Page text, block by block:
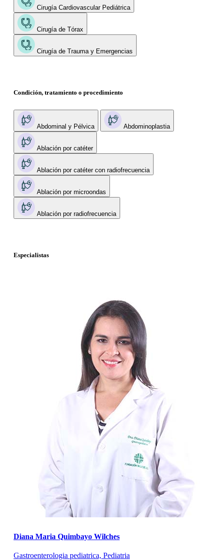
Cirugía Cardiovascular Pediátrica
Cirugía de Tórax
Cirugía de Trauma y Emergencias
Condición, tratamiento o procedimiento
Abdominal y Pélvica Abdominoplastia
Ablación por catéter
Ablación por catéter con radiofrecuencia
Ablación por microondas
Ablación por radiofrecuencia
Especialistas
Diana Maria Quimbayo Wilches
Gastroenterologia pediatrica, Pediatria